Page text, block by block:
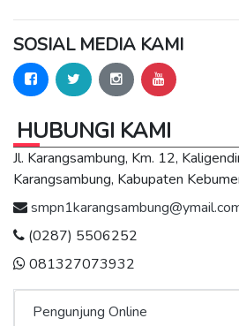
SOSIAL MEDIA KAMI
HUBUNGI KAMI
Jl. Karangsambung, Km. 12,
Karangsambung, Kabupaten
(0287) 5506252
081327073932
Pengunjung Online